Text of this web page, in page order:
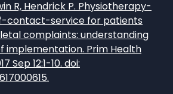
R, Hendrick P. Physiotherapy-
service for patients
complaints: understanding
implementation. Prim Health
Sep 12:1-10. doi: